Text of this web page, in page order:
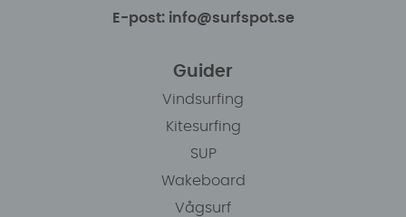
E-post: info@surfspot.se
Guider
Vindsurfing
Kitesurfing
SUP
Wakeboard
Vågsurf